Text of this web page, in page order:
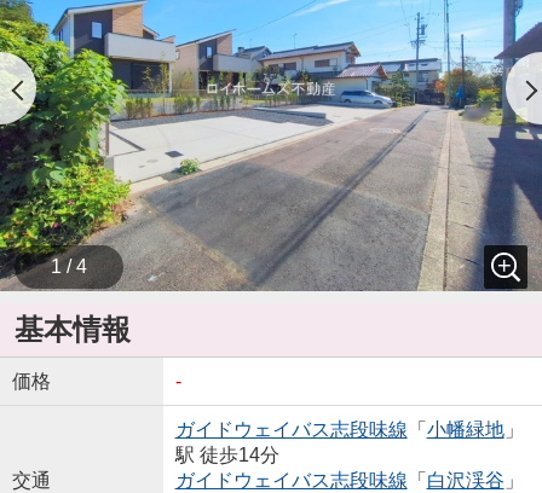
1 / 4
基本情報
価格 -
交通
ガイドウェイバス志段味線 「 小幡緑地」
駅 徒歩14分
ガイドウェイバス志段味線 「 白沢渓谷 」